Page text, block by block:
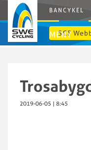
BANCYKEL
MENY
SCF
2019-06-05 | 8:45